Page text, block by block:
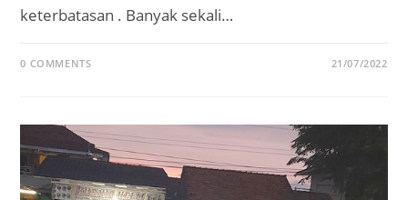
keterbatasan . Banyak sekali…
0 COMMENTS 21/07/2022